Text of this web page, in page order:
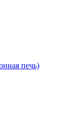
печь)